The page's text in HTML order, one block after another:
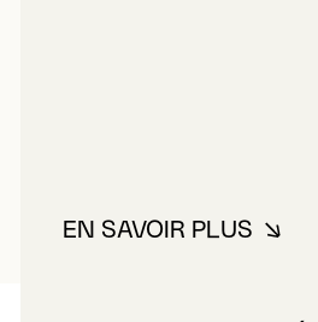
EN SAVOIR PLUS
À PROPOS